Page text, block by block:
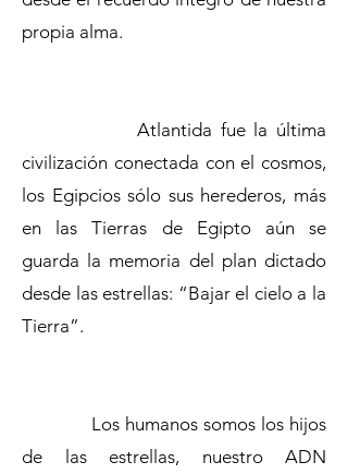
propia alma.
Atlantida fue la última
civilización conectada con el cosmos,
los Egipcios sólo sus herederos, más
en las Tierras de Egipto aún se
guarda la memoria del plan dictado
desde las estrellas: “Bajar el cielo a la
Tierra”.
Los humanos somos los hijos
de las estrellas, nuestro ADN